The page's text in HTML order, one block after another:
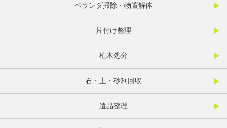
ベランダ掃除・物置解体
片付け整理
植木処分
石・土・砂利回収
遺品整理